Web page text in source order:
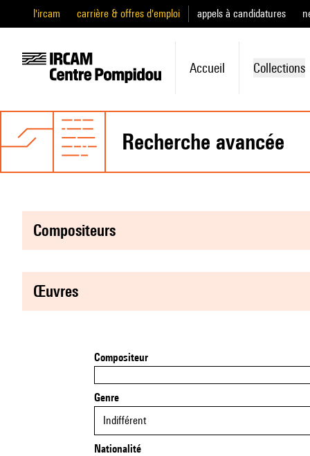
l'ircam carrière & offres d'emploi appels à candidatures
Accueil Collections
recherche avancée
compositeurs
œuvres
Compositeur
Genre
Indifférent
Nationalité